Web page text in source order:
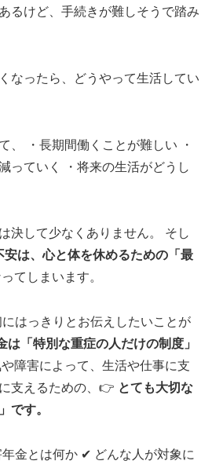
るけど、手続きが難しそうで踏み
なったら、どうやって生活してい
、 ・長期間働くことが難しい ・
っていく ・将来の生活がどうし
決して少なくありません。 そし
安は、心と体を休めるための「最
てしまいます。
はっきりとお伝えしたいことが
は「特別な重症の人だけの制度」
障害によって、生活や仕事に支
支えるための、👉 とても大切な
です。
金とは何か ✔ どんな人が対象に